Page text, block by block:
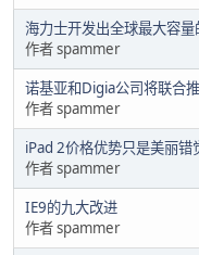
海力士开发出全球最大容
作者 spammer
诺基亚和Digia公司将联合
作者 spammer
iPad 2价格优势只是美丽错
作者 spammer
IE9的九大改进
作者 spammer